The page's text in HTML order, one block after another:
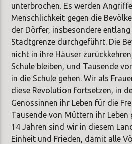
unterbrochen. Es werden
Menschlichkeit gegen die
der Dörfer, insbesondere
Stadtgrenze durchgeführt. Die
nicht in ihre Häuser
Schule bleiben, und Tausende
in die Schule gehen. Wir als
diese Revolution fortsetzen, in
Genossinnen ihr Leben für die
Tausende von Müttern ihr Leben
14 Jahren sind wir in diesem
Einheit und Frieden, damit alle